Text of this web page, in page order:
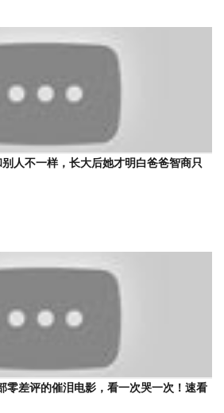
别人不一样，长大后她才明白爸爸智商只
零差评的催泪电影，看一次哭一次！速看